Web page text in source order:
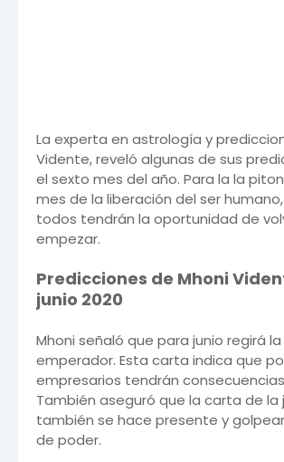
La experta en astrología y
Vidente, reveló algunas de sus
el sexto mes del año. Para la la
mes de la liberación del ser
todos tendrán la oportunidad de
empezar.
Predicciones de Mhoni
junio 2020
Mhoni señaló que para junio regirá
emperador. Esta carta indica que
empresarios tendrán
También aseguró que la carta de la
también se hace presente y
de poder.